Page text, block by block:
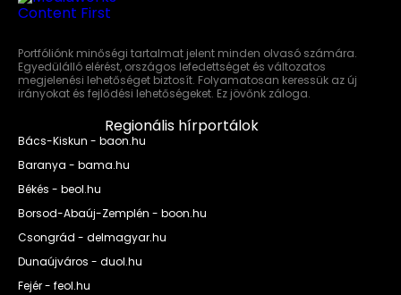
Portfóliónk minőségi tartalmat jelent minden olvasó számára.
Egyedülálló elérést, országos lefedettséget és változatos
megjelenési lehetőséget biztosít. Folyamatosan keressük az új
irányokat és fejlődési lehetőségeket. Ez jövőnk záloga.
Regionális hírportálok
Bács-Kiskun - baon.hu
Baranya - bama.hu
Békés - beol.hu
Borsod-Abaúj-Zemplén - boon.hu
Csongrád - delmagyar.hu
Dunaújváros - duol.hu
Fejér - feol.hu